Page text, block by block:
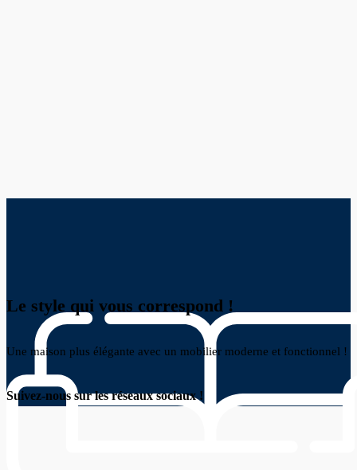
Le style qui vous correspond !
Une maison plus élégante avec un mobilier moderne et fonctionnel !
Suivez-nous sur les réseaux sociaux !